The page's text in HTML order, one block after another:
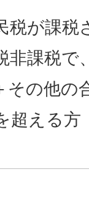
税が課税
非課税で
その他の
超える方